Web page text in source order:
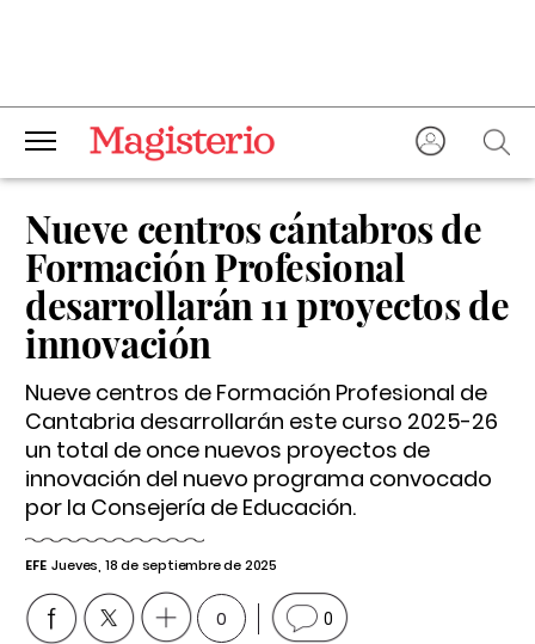
Nueve centros cántabros de
Formación Profesional
desarrollarán 11 proyectos de
innovación
Nueve centros de Formación Profesional de
Cantabria desarrollarán este curso 2025-26
un total de once nuevos proyectos de
innovación del nuevo programa convocado
por la Consejería de Educación.
EFE Jueves, 18 de septiembre de 2025
0 0